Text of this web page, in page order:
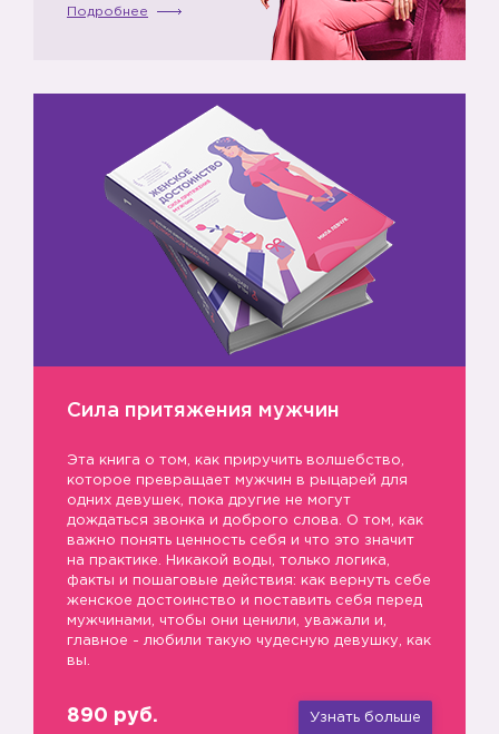
Подробнее
Сила притяжения мужчин
Эта книга о том, как приручить волшебство,
которое превращает мужчин в рыцарей для
одних девушек, пока другие не могут
дождаться звонка и доброго слова. О том, как
важно понять ценность себя и что это значит
на практике. Никакой воды, только логика,
факты и пошаговые действия: как вернуть себе
женское достоинство и поставить себя перед
мужчинами, чтобы они ценили, уважали и,
главное - любили такую чудесную девушку, как
вы.
890 руб. Узнать больше